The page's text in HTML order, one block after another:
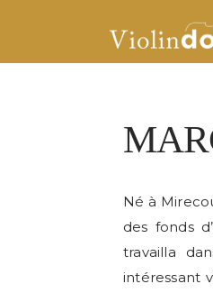
Né à
des fonds
travailla
intéressant